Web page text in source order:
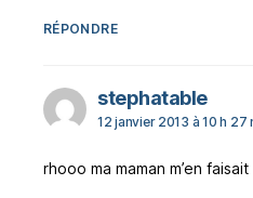
RÉPONDRE
stephatabledit :
12 janvier 2013 à 10 h 27
rhooo ma maman m’en